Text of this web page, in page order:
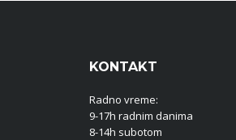
KONTAKT
Radno vreme:
9-17h radnim danima
8-14h subotom